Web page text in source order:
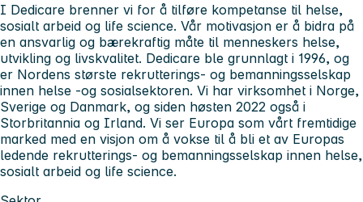
I Dedicare brenner vi for å tilføre kompetanse til helse,
sosialt arbeid og life science. Vår motivasjon er å bidra på
en ansvarlig og bærekraftig måte til menneskers helse,
utvikling og livskvalitet. Dedicare ble grunnlagt i 1996, og
er Nordens største rekrutterings- og bemanningsselskap
innen helse -og sosialsektoren. Vi har virksomhet i Norge,
Sverige og Danmark, og siden høsten 2022 også i
Storbritannia og Irland. Vi ser Europa som vårt fremtidige
marked med en visjon om å vokse til å bli et av Europas
ledende rekrutterings- og bemanningsselskap innen helse,
sosialt arbeid og life science.